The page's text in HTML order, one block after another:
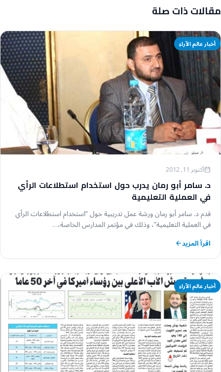
مقالات ذات صلة
أخبار عالم الآراء
أكتوبر 11, 2012
د. سامر أبو رمان يدرب حول استخدام استطلاعات الرأي
في العملية التعليمية
قدم د. سامر أبو رمان ورشة عمل تدريبية حول “استخدام استطلاعات الرأي
في العملية التعليمية”، وذلك في مؤتمر المدارس الخاصة،…
اقرأ المزيد
أخبار عالم الآراء